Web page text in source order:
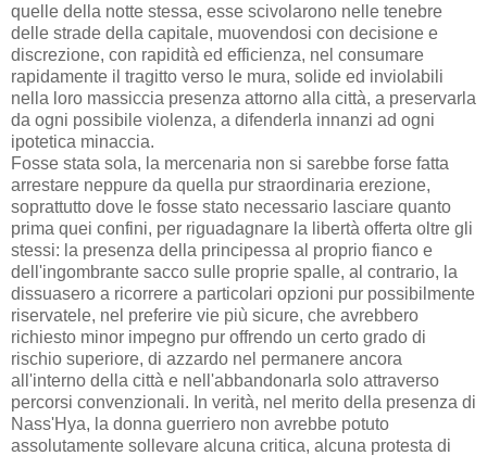
quelle della notte stessa, esse scivolarono nelle tenebre
delle strade della capitale, muovendosi con decisione e
discrezione, con rapidità ed efficienza, nel consumare
rapidamente il tragitto verso le mura, solide ed inviolabili
nella loro massiccia presenza attorno alla città, a preservarla
da ogni possibile violenza, a difenderla innanzi ad ogni
ipotetica minaccia.
Fosse stata sola, la mercenaria non si sarebbe forse fatta
arrestare neppure da quella pur straordinaria erezione,
soprattutto dove le fosse stato necessario lasciare quanto
prima quei confini, per riguadagnare la libertà offerta oltre gli
stessi: la presenza della principessa al proprio fianco e
dell'ingombrante sacco sulle proprie spalle, al contrario, la
dissuasero a ricorrere a particolari opzioni pur possibilmente
riservatele, nel preferire vie più sicure, che avrebbero
richiesto minor impegno pur offrendo un certo grado di
rischio superiore, di azzardo nel permanere ancora
all'interno della città e nell'abbandonarla solo attraverso
percorsi convenzionali. In verità, nel merito della presenza di
Nass'Hya, la donna guerriero non avrebbe potuto
assolutamente sollevare alcuna critica, alcuna protesta di